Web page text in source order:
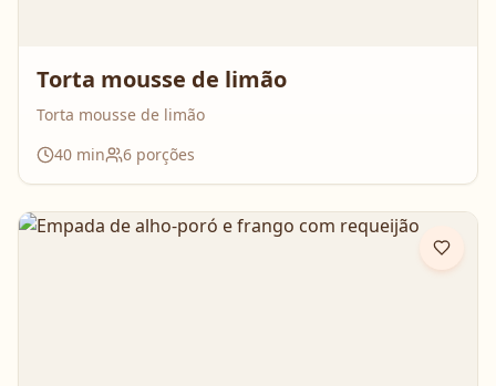
Torta mousse de limão
Torta mousse de limão
40 min 6 porções